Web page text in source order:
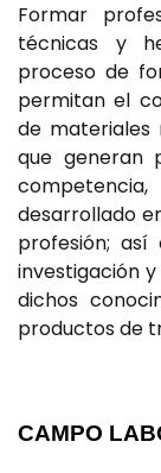
Formar
técnicas y
proceso de
permitan el
de materiales
que generan
desarrollado
profesión;
investigación
dichos
productos de
CAMPO